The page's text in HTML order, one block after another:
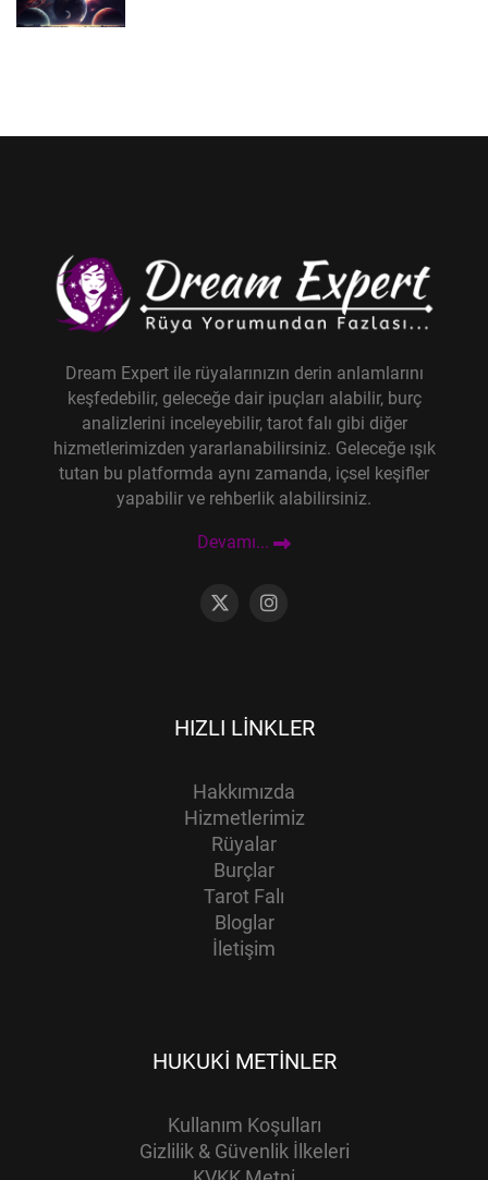
Dream Expert ile rüyalarınızın derin anlamlarını
keşfedebilir, geleceğe dair ipuçları alabilir, burç
analizlerini inceleyebilir, tarot falı gibi diğer
hizmetlerimizden yararlanabilirsiniz. Geleceğe ışık
tutan bu platformda aynı zamanda, içsel keşifler
yapabilir ve rehberlik alabilirsiniz.
Devamı...
HIZLI LINKLER
Hakkımızda
Hizmetlerimiz
Rüyalar
Burçlar
Tarot Falı
Bloglar
İletişim
HUKUKI METINLER
Kullanım Koşulları
Gizlilik & Güvenlik İlkeleri